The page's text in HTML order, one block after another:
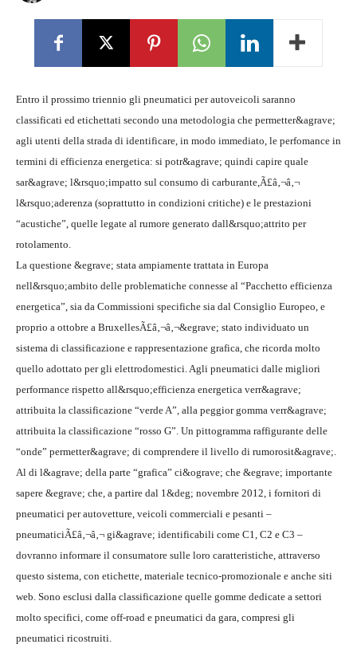
Entro il prossimo triennio gli pneumatici per autoveicoli saranno
classificati ed etichettati secondo una metodologia che permetter&agrave;
agli utenti della strada di identificare, in modo immediato, le perfomance in
termini di efficienza energetica: si potr&agrave; quindi capire quale
sar&agrave; l&rsquo;impatto sul consumo di carburante,Ã£â‚¬â‚¬
l&rsquo;aderenza (soprattutto in condizioni critiche) e le prestazioni
“acustiche”, quelle legate al rumore generato dall&rsquo;attrito per
rotolamento.
La questione &egrave; stata ampiamente trattata in Europa
nell&rsquo;ambito delle problematiche connesse al “Pacchetto efficienza
energetica”, sia da Commissioni specifiche sia dal Consiglio Europeo, e
proprio a ottobre a BruxellesÃ£â‚¬â‚¬&egrave; stato individuato un
sistema di classificazione e rappresentazione grafica, che ricorda molto
quello adottato per gli elettrodomestici. Agli pneumatici dalle migliori
performance rispetto all&rsquo;efficienza energetica verr&agrave;
attribuita la classificazione “verde A”, alla peggior gomma verr&agrave;
attribuita la classificazione “rosso G”. Un pittogramma raffigurante delle
“onde” permetter&agrave; di comprendere il livello di rumorosit&agrave;.
Al di l&agrave; della parte “grafica” ci&ograve; che &egrave; importante
sapere &egrave; che, a partire dal 1&deg; novembre 2012, i fornitori di
pneumatici per autovetture, veicoli commerciali e pesanti –
pneumaticiÃ£â‚¬â‚¬ gi&agrave; identificabili come C1, C2 e C3 –
dovranno informare il consumatore sulle loro caratteristiche, attraverso
questo sistema, con etichette, materiale tecnico-promozionale e anche siti
web. Sono esclusi dalla classificazione quelle gomme dedicate a settori
molto specifici, come off-road e pneumatici da gara, compresi gli
pneumatici ricostruiti.